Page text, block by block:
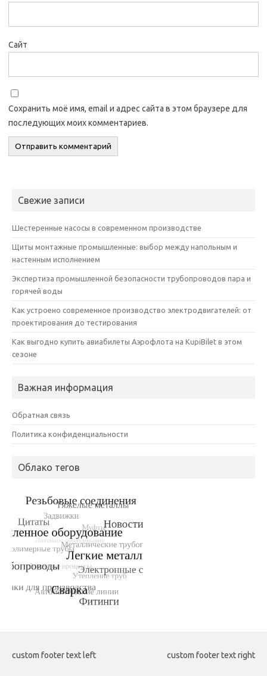
Сайт
Сохранить моё имя, email и адрес сайта в этом браузере для
последующих моих комментариев.
Свежие записи
Шестеренные насосы в современном производстве
Щиты монтажные промышленные: выбор между напольным и
настенным исполнением
Экспертиза промышленной безопасности трубопроводов пара и
горячей воды
Как устроено современное производство электродвигателей: от
проектирования до тестирования
Как выгодно купить авиабилеты Аэрофлота на KupiBilet в этом
сезоне
Важная информация
Обратная связь
Политика конфиденциальности
Облако тегов
custom footer text left custom footer text right